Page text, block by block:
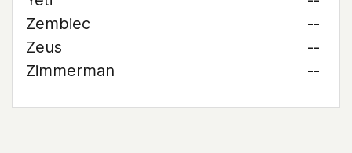
Zembiec
--
Zeus
--
Zimmerman
--